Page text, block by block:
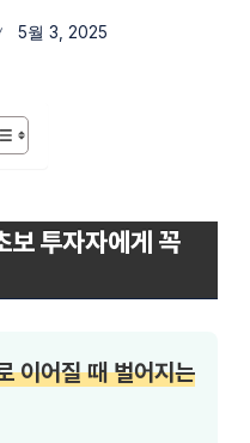
5월 3, 2025
보 투자자에게 꼭
이어질 때 벌어지는